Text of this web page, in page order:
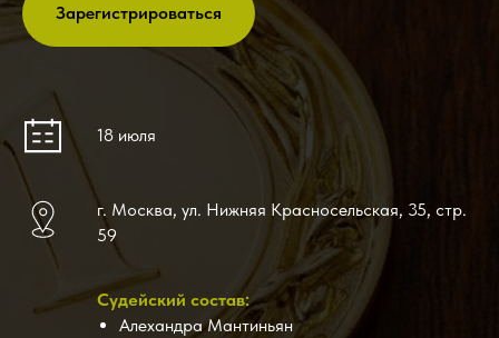
Зарегистрироваться
18 июля
г. Москва, ул. Нижняя Красносельская, 35, стр.
59
Судейский состав:
Алехандра Мантиньян